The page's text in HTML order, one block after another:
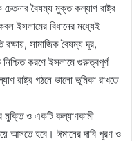
বৈষম্য মুক্ত কল্যাণ রাষ্ট্র
ইসলামের বিধানের মধ্যেই
সামাজিক বৈষম্য দূর,
করণে ইসলামে গুরুত্বপূর্ণ
রাষ্ট্র গঠনে ভালো ভূমিকা রাখতে
ও একটি কল্যাণকামী
আসতে হবে। ঈমানের দাবি পূরণ ও